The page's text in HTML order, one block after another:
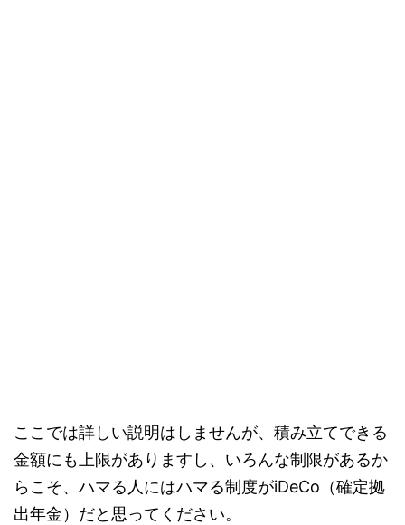
ここでは詳しい説明はしませんが、積み立てできる
金額にも上限がありますし、いろんな制限があるか
らこそ、ハマる人にはハマる制度がiDeCo（確定拠
出年金）だと思ってください。